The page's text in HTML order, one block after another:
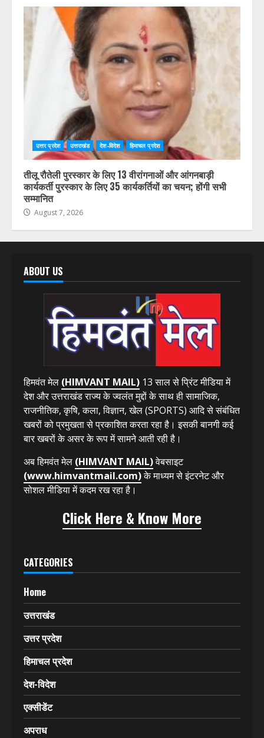
उत्तर प्रदेश उत्तराखंड देश-विदेश हिमाचल प्रदेश
तीलू रौतेली पुरस्कार के लिए 13 वीरांगनाओं और आंगनबाड़ी
कार्यकर्ती पुरस्कार के लिए 35 कार्यकर्तियों का चयन; होंगी सभी
सम्मानित
August 7, 2026
ABOUT US
हिमवंत मेल (HIMVANT MAIL) 13 साल से प्रिंट मीडिया में
देश और उत्तराखंड राज्य के ज्वलंत मुद्दों के साथ ही सामाजिक,
राजनीतिक, कृषि, कला, विज्ञान, खेल (SPORTS) आदि से संबंधित
खबरों को प्रमुखता से प्रकाशित करता रहा है। इसकी बानगी कई
बार खबरों के असर के रूप में सामने आती रही है।
अब हिमवंत मेल (HIMVANT MAIL)वेबसाइट
(www.himvantmail.com)के माध्यम से इंटरनेट और
सोशल मीडिया में कदम रख रहा है।
Click Here & Know More
CATEGORIES
Home
उत्तराखंड
उत्तर प्रदेश
हिमाचल प्रदेश
देश-विदेश
एक्सीडेंट
अपराध